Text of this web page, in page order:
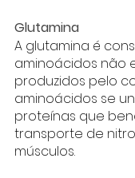
Glutamina
A glutamina é
aminoácidos não
produzidos pelo
aminoácidos se
proteínas que
transporte de
músculos.